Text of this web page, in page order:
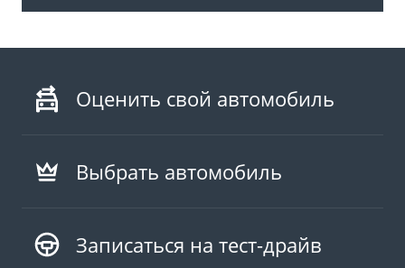
Оценить свой автомобиль
Выбрать автомобиль
Записаться на тест-драйв